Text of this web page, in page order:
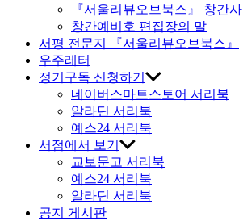
『서울리뷰오브북스』 창간사
창간예비호 편집장의 말
서평 전문지 『서울리뷰오브북스』
우주레터
정기구독 신청하기
네이버스마트스토어 서리북
알라딘 서리북
예스24 서리북
서점에서 보기
교보문고 서리북
예스24 서리북
알라딘 서리북
공지 게시판